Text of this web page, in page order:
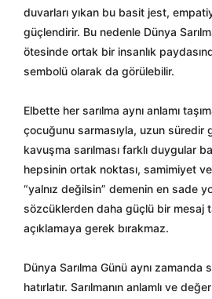
duvarları yıkan bu basit jest, empatiyi
güçlendirir. Bu nedenle Dünya
ötesinde ortak bir insanlık
sembolü olarak da görülebilir.
Elbette her sarılma aynı anlamı
çocuğunu sarmasıyla, uzun süredir
kavuşma sarılması farklı duygular
hepsinin ortak noktası, samimiyet ve
“yalnız değilsin” demenin en sade
sözcüklerden daha güçlü bir mesaj
açıklamaya gerek bırakmaz.
Dünya Sarılma Günü aynı zamanda
hatırlatır. Sarılmanın anlamlı ve